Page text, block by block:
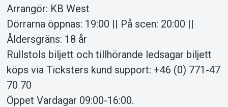
Om Tickster
Arrangör: KB West
Dörrarna öppnas: 19:00 || På scen: 20:00 ||
Åldersgräns: 18 år
Rullstols biljett och tillhörande ledsagar biljett
köps via Ticksters kund support: +46 (0) 771-47
70 70
Öppet Vardagar 09:00-16:00.